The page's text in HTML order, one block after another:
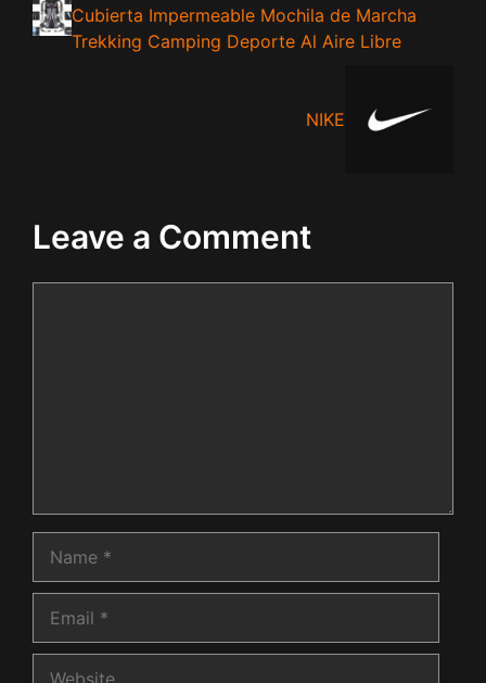
Cubierta Impermeable Mochila de Marcha
Trekking Camping Deporte Al Aire Libre
NIKE
Leave a Comment